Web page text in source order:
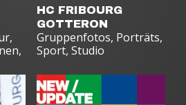
,
,
HC FRIBOURG
GOTTERON
Gruppenfotos, Porträts,
Sport, Studio